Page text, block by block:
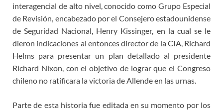
interagencial de alto nivel, conocido como Grupo Especial
de Revisión, encabezado por el Consejero estadounidense
de Seguridad Nacional, Henry Kissinger, en la cual se le
dieron indicaciones al entonces director de la CIA, Richard
Helms para presentar un plan detallado al presidente
Richard Nixon, con el objetivo de lograr que el Congreso
chileno no ratificara la victoria de Allende en las urnas.
Parte de esta historia fue editada en su momento por los